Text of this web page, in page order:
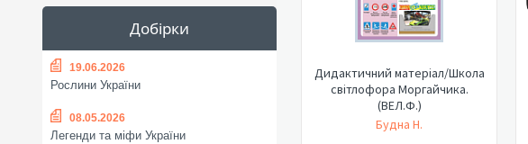
Добірки
19.06.2026
Рослини України
08.05.2026
Легенди та міфи України
Дидактичний матеріал/Школа
світлофора Моргайчика.
(ВЕЛ.Ф.)
Будна Н.